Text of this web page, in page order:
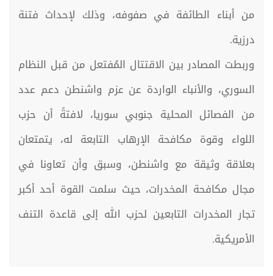
من أبناء الطائفة في صفوفه، وذلك لإحداث فتنة
درزية.
وربطت المصادر بين الاقتتال المُفتعل من قبل النظام
السوري، والأنباء الواردة عن عزم واشنطن دعم عدد
من الفصائل المحلية جنوبي سوريا، لافتةً أن حزب
اللواء وقوة مكافحة الإرهاب التابعة له، يتمتعان
بعلاقة وثيقة مع واشنطن، وسبق وأن تعاونا في
مجال مكافحة المخدرات، حيث سلمت القوة أحد أكبر
تجار المخدرات التابعين لحزب الله إلى قاعدة التنف
الأمريكية.